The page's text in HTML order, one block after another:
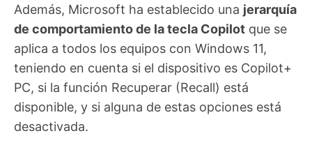
Además, Microsoft ha establecido una jerarquía
de comportamiento de la tecla Copilot que se
aplica a todos los equipos con Windows 11,
teniendo en cuenta si el dispositivo es Copilot+
PC, si la función Recuperar (Recall) está
disponible, y si alguna de estas opciones está
desactivada.